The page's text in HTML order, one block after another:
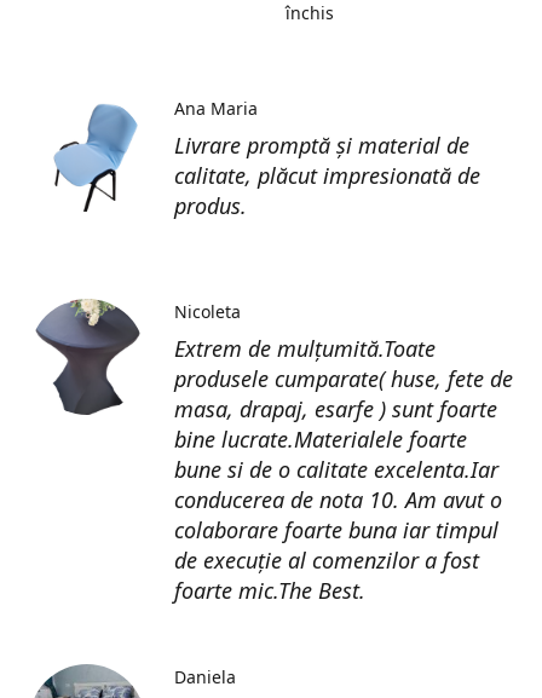
închis
Livrare promptă și material de
calitate, plăcut impresionată de
produs.
Ana Maria
Extrem de mulțumită.Toate
produsele cumparate( huse, fete de
masa, drapaj, esarfe ) sunt foarte
bine lucrate.Materialele foarte
bune si de o calitate excelenta.Iar
conducerea de nota 10. Am avut o
colaborare foarte buna iar timpul
de execuție al comenzilor a fost
foarte mic.The Best.
Nicoleta
Daniela